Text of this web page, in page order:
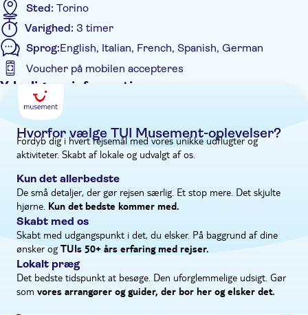
Sted: Torino
Varighed: 3 timer
Sprog:English, Italian, French, Spanish, German
Voucher på mobilen accepteres
Yderligere information
Øjeblikkelig bekræftelse
Spring linjen over
Entréudgifter er Inkluderet
Elektronisk billet
Private group
Kørestolsvenlig
Hvorfor vælge TUI Musement-oplevelser?
Fordyb dig i hvert rejsemål med vores unikke udflugter og
aktiviteter. Skabt af lokale og udvalgt af os.
Kun det allerbedste
De små detaljer, der gør rejsen særlig. Et stop mere. Det skjulte
hjørne. Kun det bedste kommer med.
Skabt med os
Skabt med udgangspunkt i det, du elsker. På baggrund af dine
ønsker og TUIs 50+ års erfaring med rejser.
Lokalt præg
Det bedste tidspunkt at besøge. Den uforglemmelige udsigt. Gør
som vores arrangører og guider, der bor her og elsker det.